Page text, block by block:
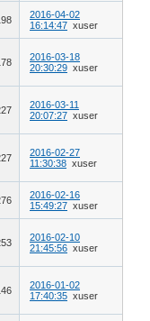
2016-04-02
16:14:47 xuser
2016-03-18
20:30:29 xuser
2016-03-11
20:07:27 xuser
2016-02-27
11:30:38 xuser
2016-02-16
15:49:27 xuser
2016-02-10
21:45:56 xuser
2016-01-02
17:40:35 xuser